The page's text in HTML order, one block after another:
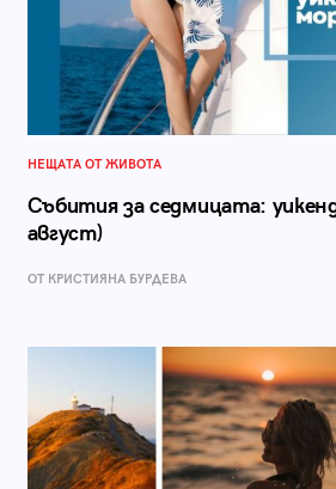
НЕЩАТА ОТ ЖИВОТА
Събития за седмицата:
август)
ОТ КРИСТИЯНА БУРДЕВА